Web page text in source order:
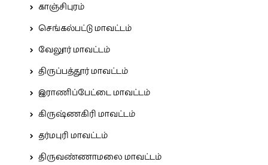
காஞ்சிபுரம்
செங்கல்பட்டு மாவட்டம்
வேலூர் மாவட்டம்
திருப்பத்தூர் மாவட்டம்
இராணிப்பேட்டை மாவட்டம்
கிருஷ்ணகிரி மாவட்டம்
தர்மபுரி மாவட்டம்
திருவண்ணாமலை மாவட்டம்